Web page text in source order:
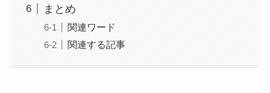
まとめ
関連ワード
関連する記事